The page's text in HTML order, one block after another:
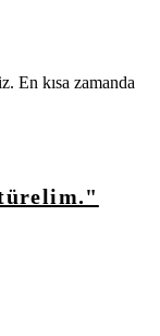
En kısa zamanda